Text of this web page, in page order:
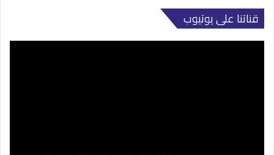
قناتنا على يوتيوب